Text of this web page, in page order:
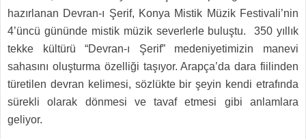
hazırlanan Devran-ı Şerif, Konya Mistik Müzik Festivali’nin
4’üncü gününde mistik müzik severlerle buluştu. 350 yıllık
tekke kültürü “Devran-ı Şerif” medeniyetimizin manevi
sahasını oluşturma özelliği taşıyor. Arapça’da dara fiilinden
türetilen devran kelimesi, sözlükte bir şeyin kendi etrafında
sürekli olarak dönmesi ve tavaf etmesi gibi anlamlara
geliyor.